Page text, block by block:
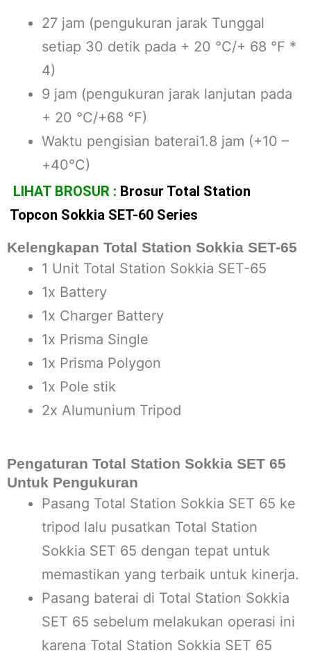
27 jam (pengukuran jarak Tunggal
setiap 30 detik pada + 20 °C/+ 68 °F *
4)
9 jam (pengukuran jarak lanjutan pada
+ 20 °C/+68 °F)
Waktu pengisian baterai1.8 jam (+10 –
+40°C)
LIHAT BROSUR : Brosur Total Station
Topcon Sokkia SET-60 Series
Kelengkapan Total Station Sokkia SET-65
1 Unit Total Station Sokkia SET-65
1x Battery
1x Charger Battery
1x Prisma Single
1x Prisma Polygon
1x Pole stik
2x Alumunium Tripod
Pengaturan Total Station Sokkia SET 65
Untuk Pengukuran
Pasang Total Station Sokkia SET 65 ke
tripod lalu pusatkan Total Station
Sokkia SET 65 dengan tepat untuk
memastikan yang terbaik untuk kinerja.
Pasang baterai di Total Station Sokkia
SET 65 sebelum melakukan operasi ini
karena Total Station Sokkia SET 65